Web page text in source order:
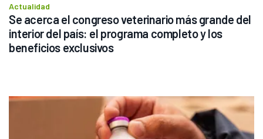
Actualidad
Se acerca el congreso veterinario más grande del
interior del país: el programa completo y los
beneficios exclusivos